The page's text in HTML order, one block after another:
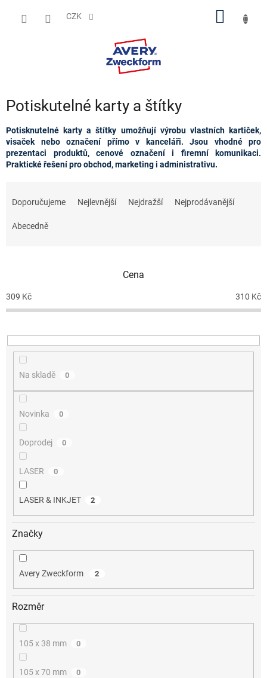
CZK
Potiskutelné karty a štítky
Potisknutelné karty a štítky umožňují výrobu vlastních kartiček,
visaček nebo označení přímo v kanceláři. Jsou vhodné pro
prezentaci produktů, cenové označení i firemní komunikaci.
Praktické řešení pro obchod, marketing i administrativu.
o
d
k
t
Doporučujeme Nejlevnější Nejdražší Nejprodávanější
Abecedně
Cena
309 Kč 310 Kč
Na skladě 0
Novinka 0
Doprodej 0
LASER 0
LASER & INKJET 2
Značky
Avery Zweckform 2
Rozměr
105 x 38 mm 0
105 x 70 mm 0